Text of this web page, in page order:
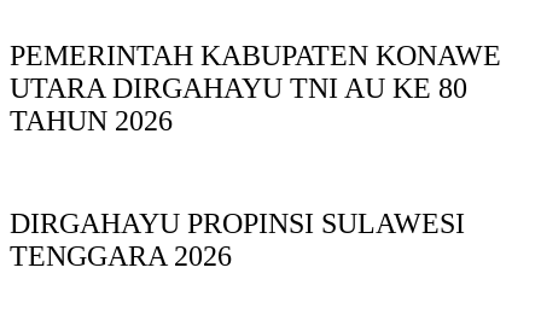
PEMERINTAH KABUPATEN KONAWE
UTARA DIRGAHAYU TNI AU KE 80
TAHUN 2026
DIRGAHAYU PROPINSI SULAWESI
TENGGARA 2026